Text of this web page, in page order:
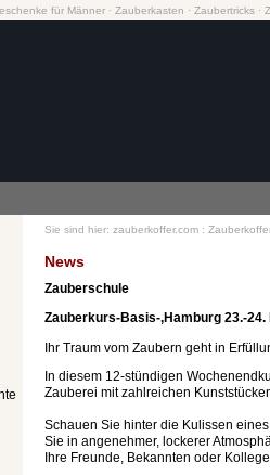
für Männer · Zauberkasten · Zaubertricks ·
Sie sind hier: zauberkoffer.com :
News
Zauberschule
Zauberkurs-Basis-,Hamburg 23.-24.
Ihr Traum vom Zaubern geht in
In diesem 12-stündigen
Zauberei mit zahlreichen
Schauen Sie hinter die Kulissen
Sie in angenehmer, lockerer
Ihre Freunde, Bekannten oder